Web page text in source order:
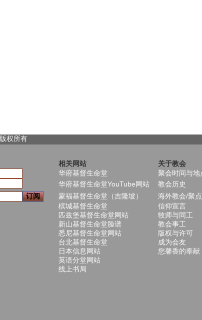
权所有
相关网站 关于教会
华府基督生命堂 聚会时间与地
华府基督生命堂YouTube网站 教会历史
蒙福基督生命堂（吉隆坡） 海外教会/聚点
槟城基督生命堂
信仰宣言
匹兹堡基督生命堂网站 牧师与同工
新山基督生命堂脸谱
教会事工
悉尼基督生命堂网站
版权与许可
台北基督生命堂
成为会友
日本信息网站
您馨香的奉献
英语分堂网站
线上书局